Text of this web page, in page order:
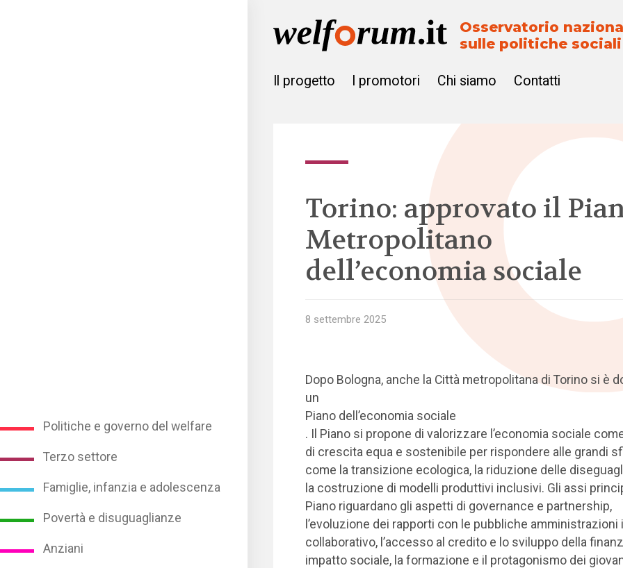
Politiche e governo del welfare
Terzo settore
Famiglie, infanzia e adolescenza
Povertà e disuguaglianze
Anziani
Osservatorio
sulle politiche sociali
Il progetto I promotori Chi siamo Contatti
Torino: approvato il
Metropolitano
dell’economia sociale
8 settembre 2025
Dopo Bologna, anche la Città metropolitana di Torino si è
un
Piano dell’economia sociale
. Il Piano si propone di valorizzare l’economia sociale
di crescita equa e sostenibile per rispondere alle grandi
come la transizione ecologica, la riduzione delle
la costruzione di modelli produttivi inclusivi. Gli assi
Piano riguardano gli aspetti di governance e partnership,
l’evoluzione dei rapporti con le pubbliche amministrazioni
collaborativo, l’accesso al credito e lo sviluppo della
impatto sociale, la formazione e il protagonismo dei